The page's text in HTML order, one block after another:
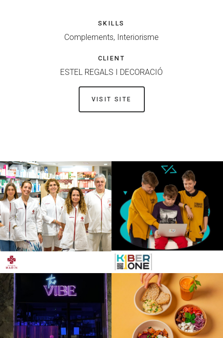
SKILLS
Complements, Interiorisme
CLIENT
ESTEL REGALS I DECORACIÓ
VISIT SITE